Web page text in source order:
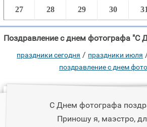
27 28 29 30 31
праздники сегодня / праздники июля
поздравление с днем
С Днем фотографа
Приношу я, маэстро,